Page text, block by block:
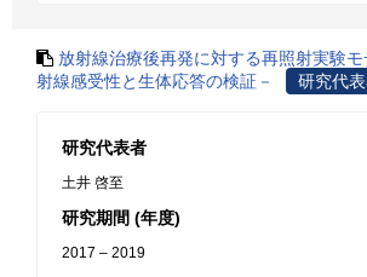
放射線治療後再発に対する再照射実験
射線感受性と生体応答の検証－
研究代
研究代表者
土井 啓至
研究期間 (年度)
2017 – 2019